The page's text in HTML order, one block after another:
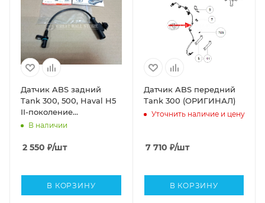
Датчик ABS задний
Tank 300, 500, Haval H5
II-поколение
(ОРИГИНАЛ)
В наличии
2 550 ₽/шт
В КОРЗИНУ
Датчик ABS передний
Tank 300 (ОРИГИНАЛ)
Уточнить наличие и цену
7 710 ₽/шт
В КОРЗИНУ